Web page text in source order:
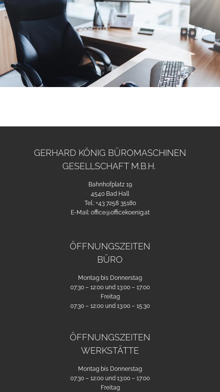
GERHARD KÖNIG BÜROMASCHINEN
GESELLSCHAFT M.B.H.
Bahnhofplatz 19
4540 Bad Hall
Tel.: +43 7258 35180
E-Mail: office@officekoenig.at
ÖFFNUNGSZEITEN
BÜRO
Montag bis Donnerstag
07:30 – 12:00 und 13:00 – 17:00
Freitag
07:30 – 12:00 und 13:00 – 15:30
ÖFFNUNGSZEITEN
WERKSTÄTTE
Montag bis Donnerstag
07:30 – 12:00 und 13:00 – 17:00
Freitag